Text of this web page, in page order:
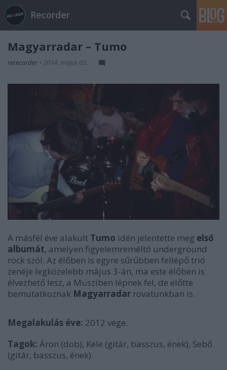
Recorder
Magyarradar – Tumo
rerecorder • 2014. május 03.
A másfél éve alakult Tumo idén jelentette meg első
albumát, amelyen figyelemreméltó underground
rock szól. Az élőben is egyre sűrűbben fellépő trió
zenéje legközelebb május 3-án, ma este élőben is
élvezhető lesz, a Müsziben lépnek fel, de előtte
bemutatkoznak Magyarradar rovatunkban is.
Megalakulás éve: 2012 vége.
Tagok: Áron (dob), Kele (gitár, basszus, ének), Sebő
(gitár, basszus, ének).